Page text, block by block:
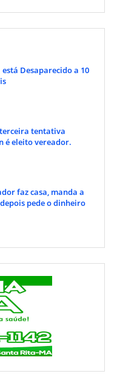
está Desaparecido a 10
tentativa
é eleito vereador.
faz casa, manda a
pede o dinheiro